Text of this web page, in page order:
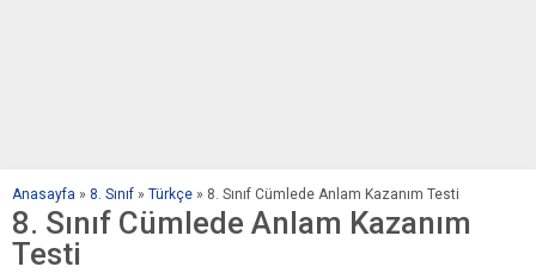
Anasayfa » 8. Sınıf » Türkçe » 8. Sınıf Cümlede Anlam Kazanım Testi
8. Sınıf Cümlede Anlam Kazanım
Testi